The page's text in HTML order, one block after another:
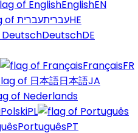
EnglishEN
עבריתHE
DeutschDE
FrançaisFR
日本語JA
PolskiPL
PortuguêsPT